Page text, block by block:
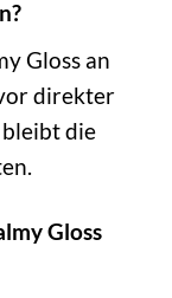
Gloss an
direkter
die
Gloss